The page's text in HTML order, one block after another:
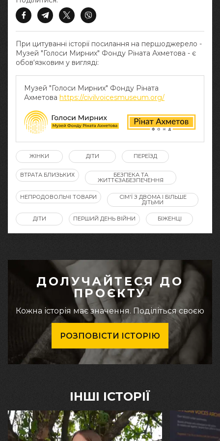
При цитуванні історії посилання на першоджерело -
Музей "Голоси Мирних" Фонду Ріната Ахметова - є
обов‘язковим у вигляді:
Музей "Голоси Мирних" Фонду Ріната
Ахметова https://civilvoicesmuseum.org/
ЖІНКИ ДІТИ ПЕРЕЇЗД
ВТРАТА БЛИЗЬКИХ БЕЗПЕКА ТА
ЖИТТЄЗАБЕЗПЕЧЕННЯ
НЕПРОДОВОЛЬЧІ ТОВАРИ СІМ'Ї З ДВОМА І БІЛЬШЕ
ДІТЬМИ
ДІТИ ПЕРШИЙ ДЕНЬ ВІЙНИ БІЖЕНЦІ
ДОЛУЧАЙТЕСЯ ДО
ПРОЄКТУ
Кожна історія має значення. Поділіться своєю
РОЗПОВІСТИ ІСТОРІЮ
ІНШІ ІСТОРІЇ